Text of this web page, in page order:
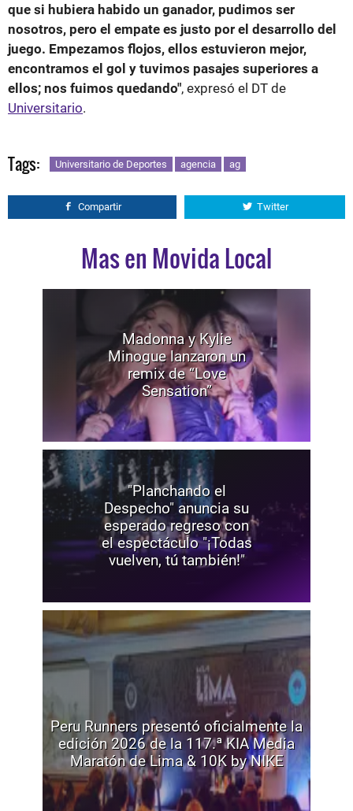
que si hubiera habido un ganador, pudimos ser
nosotros, pero el empate es justo por el desarrollo del
juego. Empezamos flojos, ellos estuvieron mejor,
encontramos el gol y tuvimos pasajes superiores a
ellos; nos fuimos quedando", expresó el DT de
Universitario.
Tags: Universitario de Deportes agencia ag
Compartir Twitter
Mas en Movida Local
Madonna y Kylie
Minogue lanzaron un
remix de “Love
Sensation”
"Planchando el
Despecho" anuncia su
esperado regreso con
el espectáculo "¡Todas
vuelven, tú también!"
Peru Runners presentó oficialmente la
edición 2026 de la 117.ª KIA Media
Maratón de Lima & 10K by NIKE